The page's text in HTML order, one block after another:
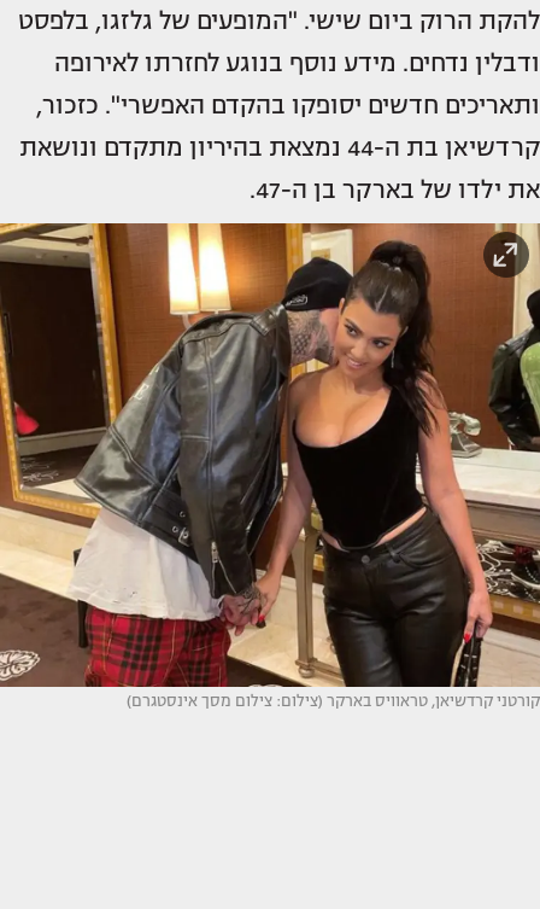
להקת הרוק ביום שישי. "המופעים של גלזגו, בלפסט
ודבלין נדחים. מידע נוסף בנוגע לחזרתו לאירופה
ותאריכים חדשים יסופקו בהקדם האפשרי". כזכור,
קרדשיאן בת ה-44 נמצאת בהיריון מתקדם ונושאת
את ילדו של בארקר בן ה-47.
קורטני קרדשיאן, טראוויס בארקר (צילום: צילום מסך אינסטגרם)